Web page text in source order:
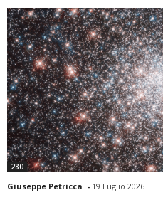
280
Giuseppe Petricca - 19 Luglio 2026